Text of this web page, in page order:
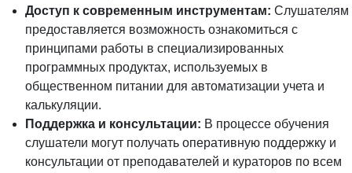
Доступ к современным инструментам: Слушателям
предоставляется возможность ознакомиться с
принципами работы в специализированных
программных продуктах, используемых в
общественном питании для автоматизации учета и
калькуляции.
Поддержка и консультации: В процессе обучения
слушатели могут получать оперативную поддержку и
консультации от преподавателей и кураторов по всем